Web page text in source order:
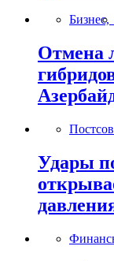
Бизнес,
Отмена
Удары